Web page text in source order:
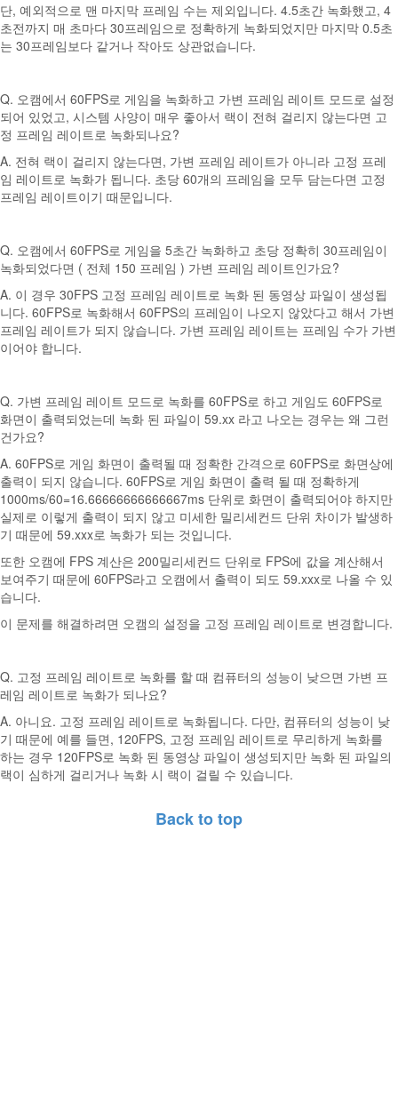
단, 예외적으로 맨 마지막 프레임 수는 제외입니다. 4.5초간 녹화했고, 4
초전까지 매 초마다 30프레임으로 정확하게 녹화되었지만 마지막 0.5초
는 30프레임보다 같거나 작아도 상관없습니다.
Q. 오캠에서 60FPS로 게임을 녹화하고 가변 프레임 레이트 모드로 설정
되어 있었고, 시스템 사양이 매우 좋아서 랙이 전혀 걸리지 않는다면 고
정 프레임 레이트로 녹화되나요?
A. 전혀 랙이 걸리지 않는다면, 가변 프레임 레이트가 아니라 고정 프레
임 레이트로 녹화가 됩니다. 초당 60개의 프레임을 모두 담는다면 고정
프레임 레이트이기 때문입니다.
Q. 오캠에서 60FPS로 게임을 5초간 녹화하고 초당 정확히 30프레임이
녹화되었다면 ( 전체 150 프레임 ) 가변 프레임 레이트인가요?
A. 이 경우 30FPS 고정 프레임 레이트로 녹화 된 동영상 파일이 생성됩
니다. 60FPS로 녹화해서 60FPS의 프레임이 나오지 않았다고 해서 가변
프레임 레이트가 되지 않습니다. 가변 프레임 레이트는 프레임 수가 가변
이어야 합니다.
Q. 가변 프레임 레이트 모드로 녹화를 60FPS로 하고 게임도 60FPS로
화면이 출력되었는데 녹화 된 파일이 59.xx 라고 나오는 경우는 왜 그런
건가요?
A. 60FPS로 게임 화면이 출력될 때 정확한 간격으로 60FPS로 화면상에
출력이 되지 않습니다. 60FPS로 게임 화면이 출력 될 때 정확하게
1000ms/60=16.66666666666667ms 단위로 화면이 출력되어야 하지만
실제로 이렇게 출력이 되지 않고 미세한 밀리세컨드 단위 차이가 발생하
기 때문에 59.xxx로 녹화가 되는 것입니다.
또한 오캠에 FPS 계산은 200밀리세컨드 단위로 FPS에 값을 계산해서
보여주기 때문에 60FPS라고 오캠에서 출력이 되도 59.xxx로 나올 수 있
습니다.
이 문제를 해결하려면 오캠의 설정을 고정 프레임 레이트로 변경합니다.
Q. 고정 프레임 레이트로 녹화를 할 때 컴퓨터의 성능이 낮으면 가변 프
레임 레이트로 녹화가 되나요?
A. 아니요. 고정 프레임 레이트로 녹화됩니다. 다만, 컴퓨터의 성능이 낮
기 때문에 예를 들면, 120FPS, 고정 프레임 레이트로 무리하게 녹화를
하는 경우 120FPS로 녹화 된 동영상 파일이 생성되지만 녹화 된 파일의
랙이 심하게 걸리거나 녹화 시 랙이 걸릴 수 있습니다.
Back to top